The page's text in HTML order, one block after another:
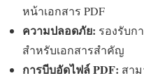
หน้าเอกสาร PDF
ความปลอดภัย: รองรับก
สำหรับเอกสารสำคัญ
การบีบอัดไฟล์ PDF: สา